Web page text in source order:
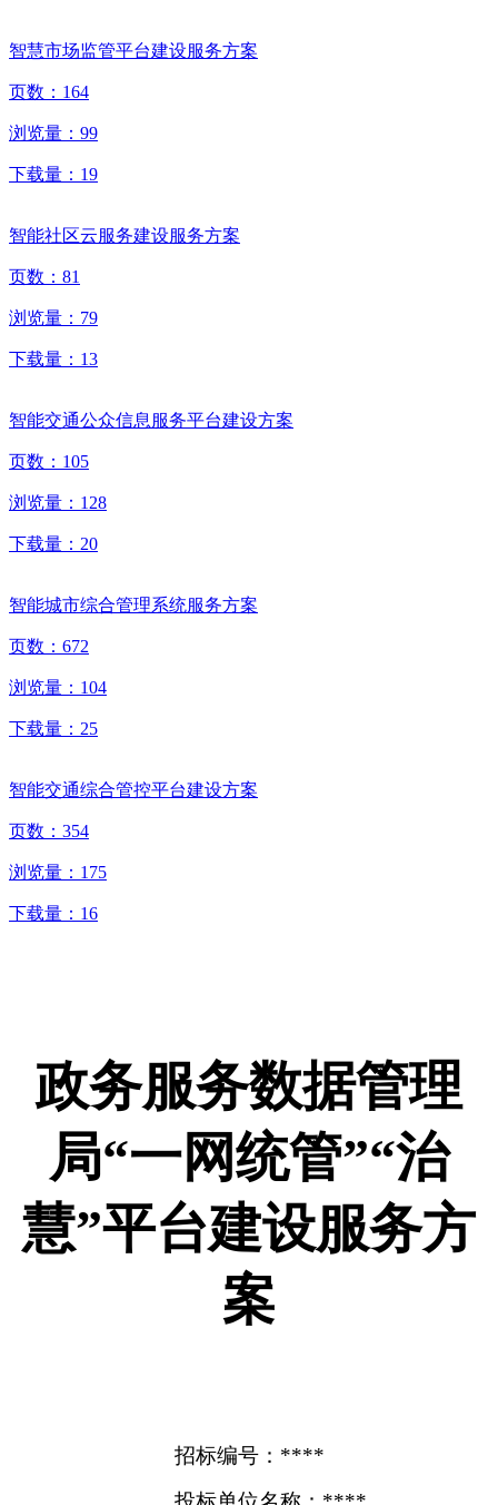
智慧市场监管平台建设服务方案
页数： 164
浏览量： 99
下载量： 19
智能社区云服务建设服务方案
页数： 81
浏览量： 79
下载量： 13
智能交通公众信息服务平台建设方案
页数： 105
浏览量： 128
下载量： 20
智能城市综合管理系统服务方案
页数： 672
浏览量： 104
下载量： 25
智能交通综合管控平台建设方案
页数： 354
浏览量： 175
下载量： 16
政务服务数据管理
局“一网统管”“治
慧”平台建设服务方
案
招标编号：****